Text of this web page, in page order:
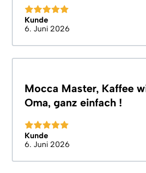
Kunde
6. Juni 2026
Mocca Master, Kaffee
Oma, ganz einfach !
Kunde
6. Juni 2026